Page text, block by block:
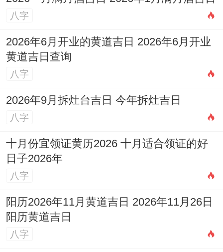
八字
2026年6月开业的黄道吉日 2026年6月开业
黄道吉日查询
八字
2026年9月拆灶台吉日 今年拆灶吉日
八字
十月份宜领证黄历2026 十月适合领证的好
日子2026年
八字
阳历2026年11月黄道吉日 2026年11月26日
阳历黄道吉日
八字